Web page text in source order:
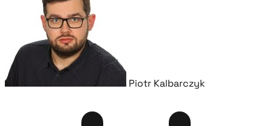
Piotr Kalbarczyk